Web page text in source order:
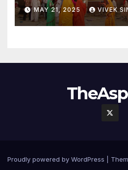
MAY 21, 2025 VIVEK
Proudly powered by WordPress